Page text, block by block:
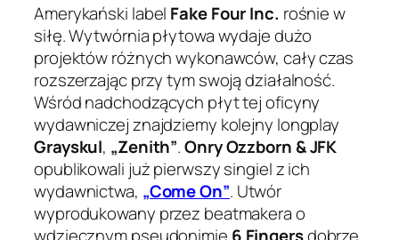
Amerykański label Fake Four Inc. rośnie w
siłę. Wytwórnia płytowa wydaje dużo
projektów różnych wykonawców, cały czas
rozszerzając przy tym swoją działalność.
Wśród nadchodzących płyt tej oficyny
wydawniczej znajdziemy kolejny longplay
Grayskul, „Zenith”.Onry Ozzborn & JFK
opublikowali już pierwszy singiel z ich
wydawnictwa, „Come On”. Utwór
wyprodukowany przez beatmakera o